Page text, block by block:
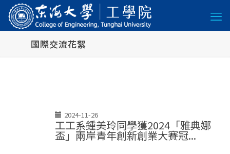
國際交流花絮
2024-11-26
工工系鍾美玲同學獲2024「雅典娜
盃」兩岸青年創新創業大賽冠...